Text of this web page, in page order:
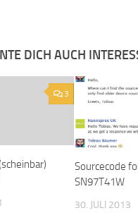
DICH AUCH
3
Sourcecode
SN97T41W
30. JULI 2013